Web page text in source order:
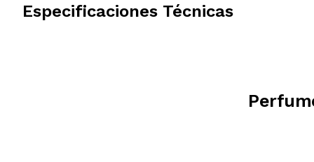
Especificaciones Técnicas